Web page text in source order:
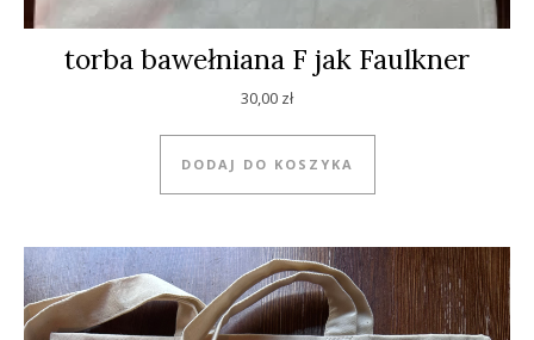
torba bawełniana F jak Faulkner
30,00 zł
DODAJ DO KOSZYKA